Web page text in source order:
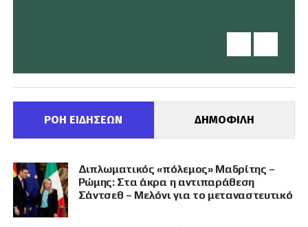
ΡΟΗ ΕΙΔΗΣΕΩΝ ΔΗΜΟΦΙΛΗ
Διπλωματικός «πόλεμος» Μαδρίτης –
Ρώμης: Στα άκρα η αντιπαράθεση
Σάντσεθ – Μελόνι για το μεταναστευτικό